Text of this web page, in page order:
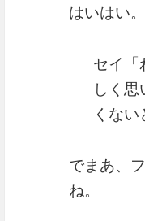
はいはい。
セイ「
しく
くな
でまあ、
ね。